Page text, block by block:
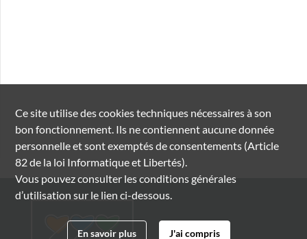
Ce site utilise descookiestechniques nécessaires à son
bon fonctionnement. Ils ne contiennent aucune donnée
personnelle et sont exemptés de consentements (Article
82 de la loi Informatique et Libertés).
Vous pouvez consulter les conditions générales
d’utilisation sur le lien ci-dessous.
En savoir plus J'ai compris